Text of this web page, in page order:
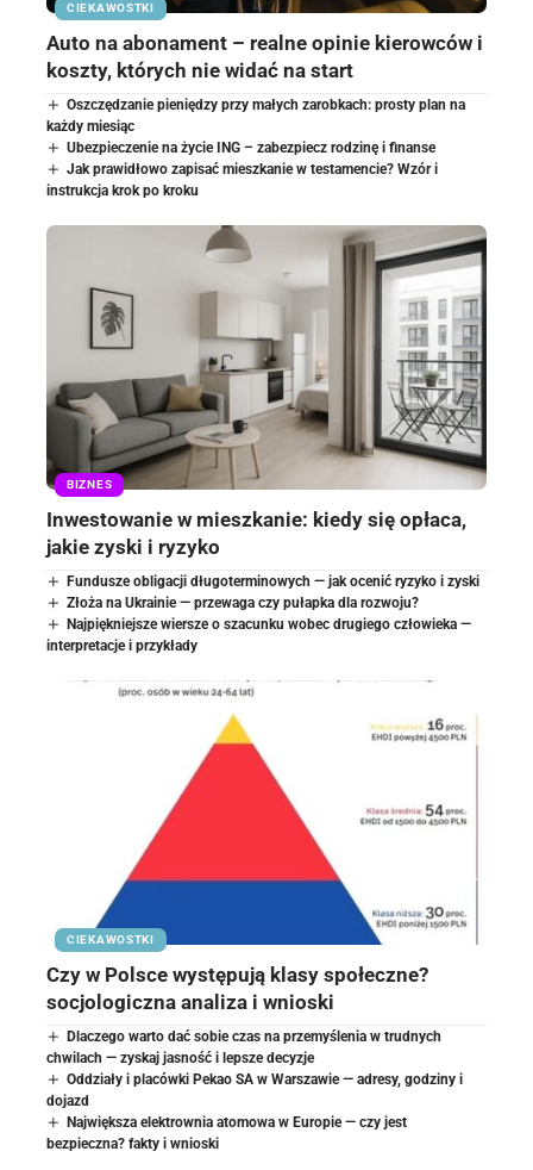
CIEKAWOSTKI
Auto na abonament – realne opinie kierowców i
koszty, których nie widać na start
Oszczędzanie pieniędzy przy małych zarobkach: prosty plan na
każdy miesiąc
Ubezpieczenie na życie ING – zabezpiecz rodzinę i finanse
Jak prawidłowo zapisać mieszkanie w testamencie? Wzór i
instrukcja krok po kroku
BIZNES
Inwestowanie w mieszkanie: kiedy się opłaca,
jakie zyski i ryzyko
Fundusze obligacji długoterminowych — jak ocenić ryzyko i zyski
Złoża na Ukrainie — przewaga czy pułapka dla rozwoju?
Najpiękniejsze wiersze o szacunku wobec drugiego człowieka —
interpretacje i przykłady
CIEKAWOSTKI
Czy w Polsce występują klasy społeczne?
socjologiczna analiza i wnioski
Dlaczego warto dać sobie czas na przemyślenia w trudnych
chwilach — zyskaj jasność i lepsze decyzje
Oddziały i placówki Pekao SA w Warszawie — adresy, godziny i
dojazd
Największa elektrownia atomowa w Europie — czy jest
bezpieczna? fakty i wnioski